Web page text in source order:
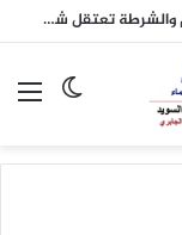
السويد: حريق ضخم يلتهم منازل وسط لاهولم والشرطة تعتقل شخصاً بشبهة الحريق المتعمد
الوضع